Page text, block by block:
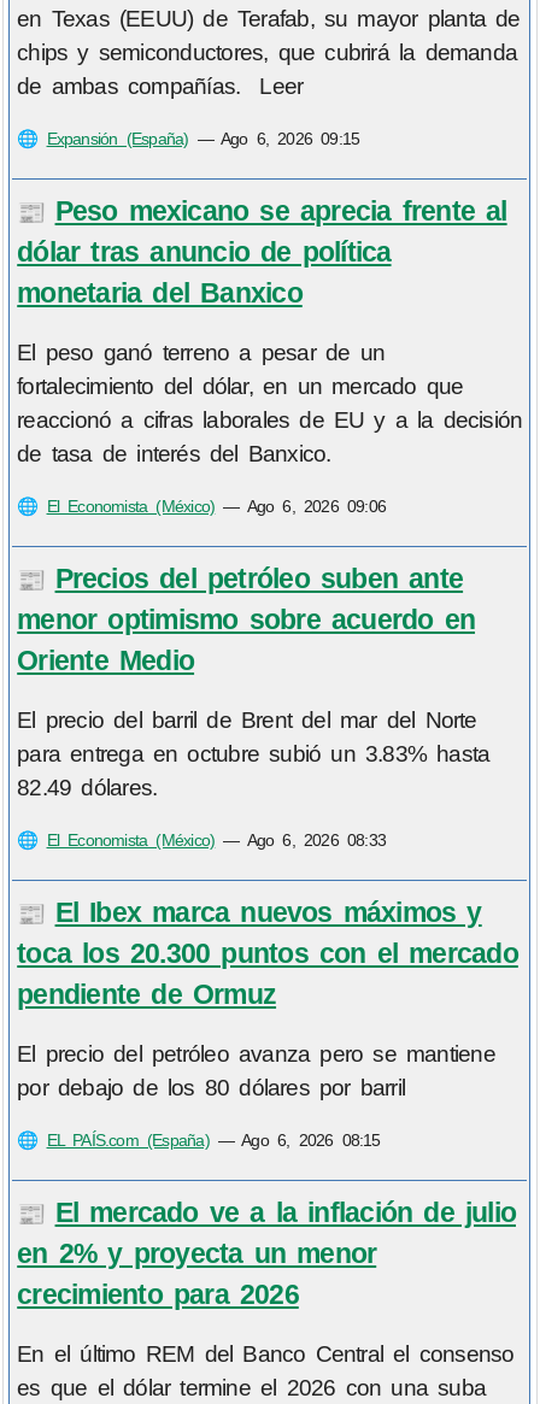
en Texas (EEUU) de Terafab, su mayor planta de
chips y semiconductores, que cubrirá la demanda
de ambas compañías. Leer
🌐 Expansión (España) — Ago 6, 2026 09:15
📰 Peso mexicano se aprecia frente al
dólar tras anuncio de política
monetaria del Banxico
El peso ganó terreno a pesar de un
fortalecimiento del dólar, en un mercado que
reaccionó a cifras laborales de EU y a la decisión
de tasa de interés del Banxico.
🌐 El Economista (México) — Ago 6, 2026 09:06
📰 Precios del petróleo suben ante
menor optimismo sobre acuerdo en
Oriente Medio
El precio del barril de Brent del mar del Norte
para entrega en octubre subió un 3.83% hasta
82.49 dólares.
🌐 El Economista (México) — Ago 6, 2026 08:33
📰 El Ibex marca nuevos máximos y
toca los 20.300 puntos con el mercado
pendiente de Ormuz
El precio del petróleo avanza pero se mantiene
por debajo de los 80 dólares por barril
🌐 EL PAÍS.com (España)—Ago 6, 2026 08:15
📰 El mercado ve a la inflación de julio
en 2% y proyecta un menor
crecimiento para 2026
En el último REM del Banco Central el consenso
es que el dólar termine el 2026 con una suba